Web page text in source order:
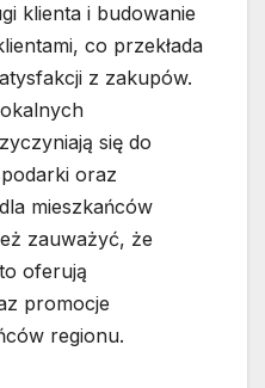
klienta i budowanie
co przekłada
z zakupów.
się do
oraz
mieszkańców
zauważyć, że
oferują
promocje
regionu.